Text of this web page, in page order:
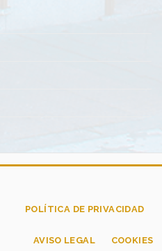
POLÍTICA DE PRIVACIDAD
AVISO LEGAL COOKIES